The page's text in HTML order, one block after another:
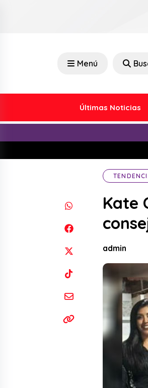
Menú
Últimas Noticias
Kate
admin